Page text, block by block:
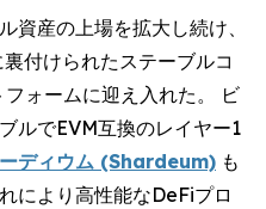
資産の上場を拡大し続け、
付けられたステーブルコ
フォームに迎え入れた。 ビ
ルでEVM互換のレイヤー1
ディウム (Shardeum) も
により高性能なDeFiプロ